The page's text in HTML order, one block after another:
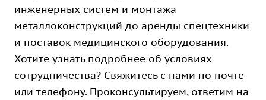
инженерных систем и монтажа
металлоконструкций до аренды спецтехники
и поставок медицинского оборудования.
Хотите узнать подробнее об условиях
сотрудничества? Свяжитесь с нами по почте
или телефону. Проконсультируем, ответим на